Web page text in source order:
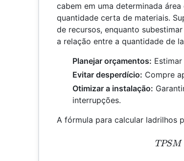
cabem em uma determinada
quantidade certa de materiais.
de recursos, enquanto
a relação entre a quantidade de
Planejar orçamentos:
Evitar desperdício: Compre
Otimizar a instalação:
interrupções.
A fórmula para calcular ladrilhos
TPSM